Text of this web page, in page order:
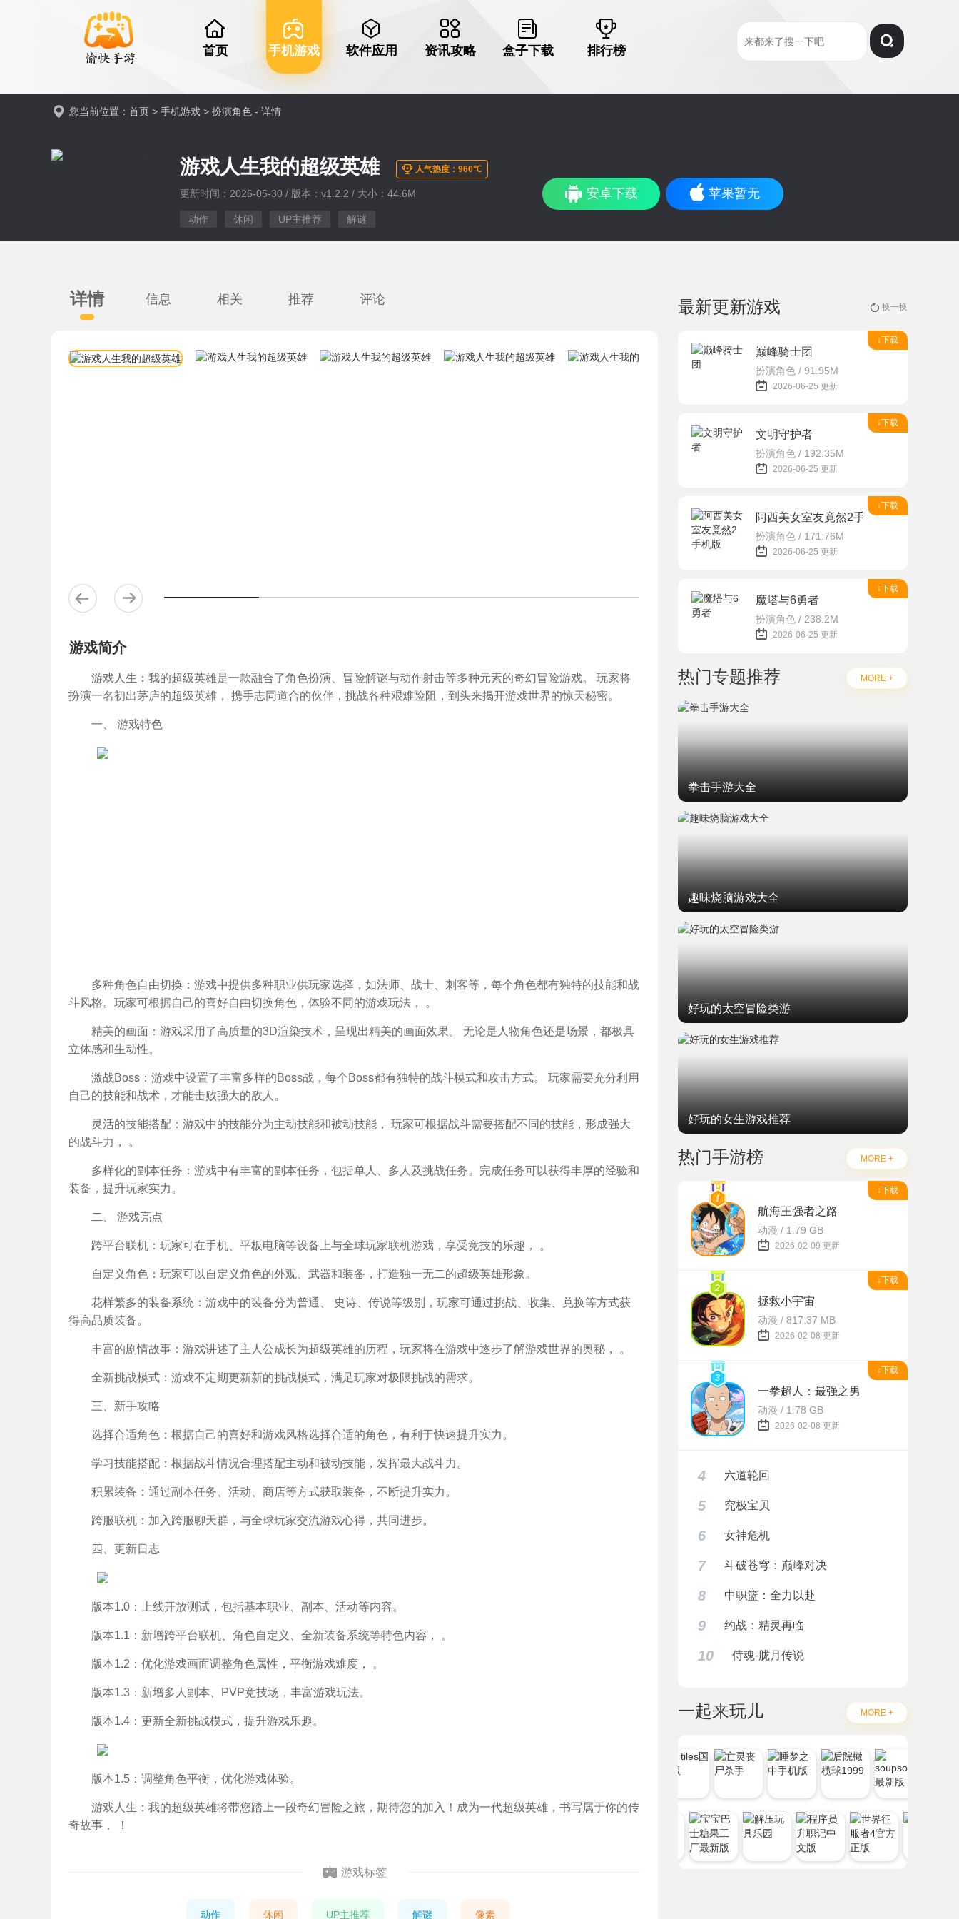
首页 手机游戏 软件应用 资讯攻略 盒子下载 排行榜
您当前位置： 首页 > 手机游戏 > 扮演角色 - 详情
游戏人生我的超级英雄 人气热度：960℃
更新时间：2026-05-30 / 版本：v1.2.2 / 大小：44.6M
动作 休闲 UP主推荐 解谜
安卓下载 苹果暂无
详情 信息 相关 推荐 评论
游戏简介
游戏人生：我的超级英雄是一款融合了角色扮演、冒险解谜与动作射击等多种元素的奇幻冒险游戏。 玩家将
扮演一名初出茅庐的超级英雄， 携手志同道合的伙伴，挑战各种艰难险阻，到头来揭开游戏世界的惊天秘密。
一、 游戏特色
多种角色自由切换：游戏中提供多种职业供玩家选择，如法师、战士、刺客等，每个角色都有独特的技能和战
斗风格。玩家可根据自己的喜好自由切换角色，体验不同的游戏玩法， 。
精美的画面：游戏采用了高质量的3D渲染技术，呈现出精美的画面效果。 无论是人物角色还是场景，都极具
立体感和生动性。
激战Boss：游戏中设置了丰富多样的Boss战，每个Boss都有独特的战斗模式和攻击方式。 玩家需要充分利用
自己的技能和战术，才能击败强大的敌人。
灵活的技能搭配：游戏中的技能分为主动技能和被动技能， 玩家可根据战斗需要搭配不同的技能，形成强大
的战斗力， 。
多样化的副本任务：游戏中有丰富的副本任务，包括单人、多人及挑战任务。完成任务可以获得丰厚的经验和
装备，提升玩家实力。
二、 游戏亮点
跨平台联机：玩家可在手机、平板电脑等设备上与全球玩家联机游戏，享受竞技的乐趣， 。
自定义角色：玩家可以自定义角色的外观、武器和装备，打造独一无二的超级英雄形象。
花样繁多的装备系统：游戏中的装备分为普通、 史诗、传说等级别，玩家可通过挑战、收集、兑换等方式获
得高品质装备。
丰富的剧情故事：游戏讲述了主人公成长为超级英雄的历程，玩家将在游戏中逐步了解游戏世界的奥秘， 。
全新挑战模式：游戏不定期更新新的挑战模式，满足玩家对极限挑战的需求。
三、新手攻略
选择合适角色：根据自己的喜好和游戏风格选择合适的角色，有利于快速提升实力。
学习技能搭配：根据战斗情况合理搭配主动和被动技能，发挥最大战斗力。
积累装备：通过副本任务、活动、商店等方式获取装备，不断提升实力。
跨服联机：加入跨服聊天群，与全球玩家交流游戏心得，共同进步。
四、更新日志
版本1.0：上线开放测试，包括基本职业、副本、活动等内容。
版本1.1：新增跨平台联机、角色自定义、全新装备系统等特色内容， 。
版本1.2：优化游戏画面调整角色属性，平衡游戏难度， 。
版本1.3：新增多人副本、PVP竞技场，丰富游戏玩法。
版本1.4：更新全新挑战模式，提升游戏乐趣。
版本1.5：调整角色平衡，优化游戏体验。
游戏人生：我的超级英雄将带您踏上一段奇幻冒险之旅，期待您的加入！成为一代超级英雄，书写属于你的传
奇故事， ！
游戏标签
动作 休闲 UP主推荐 解谜 像素
最新更新游戏 换一换
↓下载
巅峰骑士团
扮演角色 / 91.95M
2026-06-25 更新
↓下载
文明守护者
扮演角色 / 192.35M
2026-06-25 更新
↓下载
阿西美女室友竟然2手机版
扮演角色 / 171.76M
2026-06-25 更新
↓下载
魔塔与6勇者
扮演角色 / 238.2M
2026-06-25 更新
热门专题推荐 MORE +
拳击手游大全
趣味烧脑游戏大全
好玩的太空冒险类游
好玩的女生游戏推荐
热门手游榜 MORE +
↓下载
航海王强者之路
动漫 / 1.79 GB
2026-02-09 更新
↓下载
拯救小宇宙
动漫 / 817.37 MB
2026-02-08 更新
↓下载
一拳超人：最强之男
动漫 / 1.78 GB
2026-02-08 更新
4 六道轮回
5 究极宝贝
6 女神危机
7 斗破苍穹：巅峰对决
8 中职篮：全力以赴
9 约战：精灵再临
10 侍魂-胧月传说
一起来玩儿 MORE +